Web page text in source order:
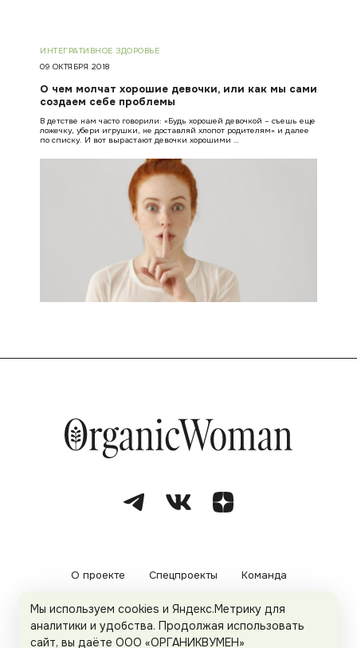
ИНТЕГРАТИВНОЕ ЗДОРОВЬЕ
09 ОКТЯБРЯ 2018
О чем молчат хорошие девочки, или как мы сами
создаем себе проблемы
В детстве нам часто говорили: «Будь хорошей девочкой – съешь еще
ложечку, убери игрушки, не доставляй хлопот родителям» и далее
по списку. И вот вырастают девочки хорошими …
О проекте Спецпроекты Команда
Рекламодателям Политика конфиденциальности
Пользовательское соглашение
Мы используем cookies и Яндекс.Метрику для
аналитики и удобства. Продолжая использовать
сайт, вы даёте ООО «ОРГАНИКВУМЕН»